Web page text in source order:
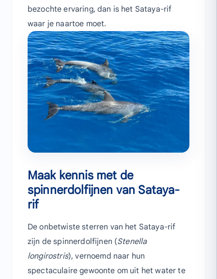
bezochte ervaring, dan is het Sataya-rif
waar je naartoe moet.
Maak kennis met de
spinnerdolfijnen van Sataya-
rif
De onbetwiste sterren van het Sataya-rif
zijn de spinnerdolfijnen (Stenella
longirostris), vernoemd naar hun
spectaculaire gewoonte om uit het water te